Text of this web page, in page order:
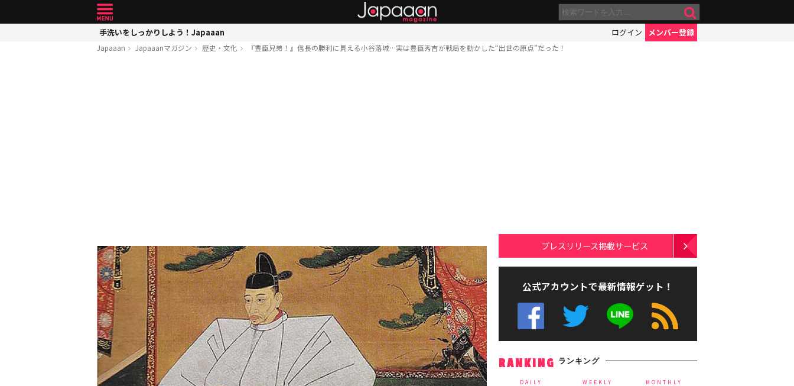
手洗いをしっかりしよう！Japaaan ログイン メンバー登録
Japaaan Japaaanマガジン 歴史・文化 『豊臣兄弟！』信長の勝利に見える小谷落城…実は豊臣秀吉が戦局を動かした“出世の原点”だった！
プレスリリース掲載サービス
公式アカウントで最新情報ゲット！
RANKING ランキング
DAILY WEEKLY MONTHLY